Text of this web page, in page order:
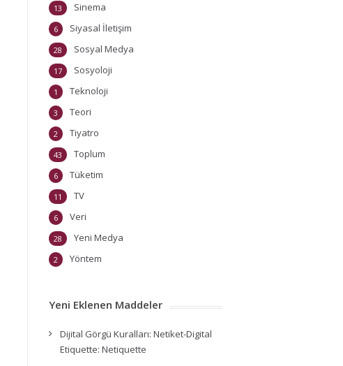
Sinema
13
Siyasal İletişim
6
Sosyal Medya
28
Sosyoloji
17
Teknoloji
1
Teori
3
Tiyatro
2
Toplum
43
Tüketim
6
TV
11
Veri
6
Yeni Medya
28
Yöntem
2
Yeni Eklenen Maddeler
Dijital Görgü Kuralları: Netiket-Digital
Etiquette: Netiquette